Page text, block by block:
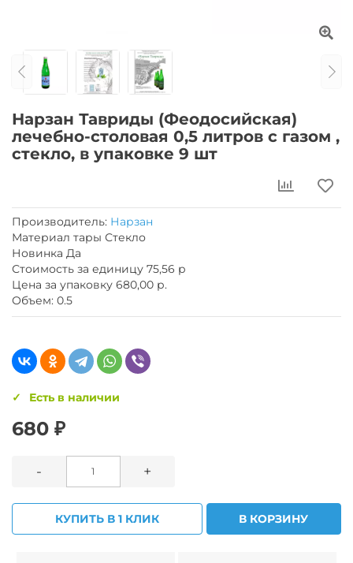
Нарзан Тавриды (Феодосийская)
лечебно-столовая 0,5 литров с газом ,
стекло, в упаковке 9 шт
Производитель: Нарзан
Материал тары Стекло
Новинка Да
Стоимость за единицу 75,56 р
Цена за упаковку 680,00 р.
Объем: 0.5
Есть в наличии
680 ₽
- +
КУПИТЬ В 1 КЛИК В КОРЗИНУ